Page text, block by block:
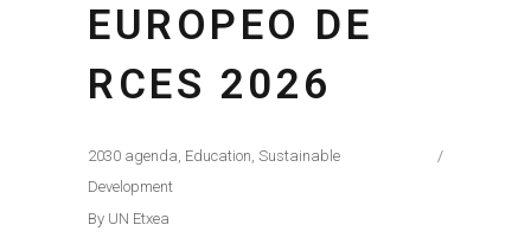
EUROPEO DE
RCES 2026
2030 agenda, Education, Sustainable
Development
By UN Etxea